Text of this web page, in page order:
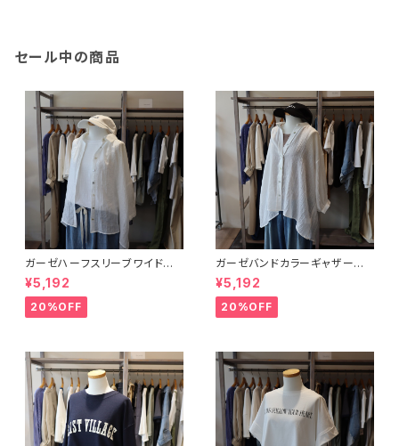
セール中の商品
ガーゼハーフスリーブワイドブラ
ウス
¥5,192
20%OFF
ガーゼバンドカラーギャザーブラ
ウス
¥5,192
20%OFF